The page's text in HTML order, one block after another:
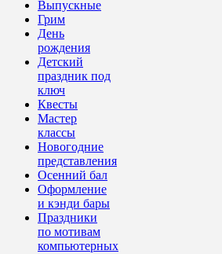
Выпускные
Грим
День
рождения
Детский
праздник под
ключ
Квесты
Мастер
классы
Новогодние
представления
Осенний бал
Оформление
и кэнди бары
Праздники
по мотивам
компьютерных